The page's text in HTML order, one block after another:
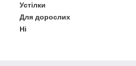
Устілки
Для дорослих
Ні